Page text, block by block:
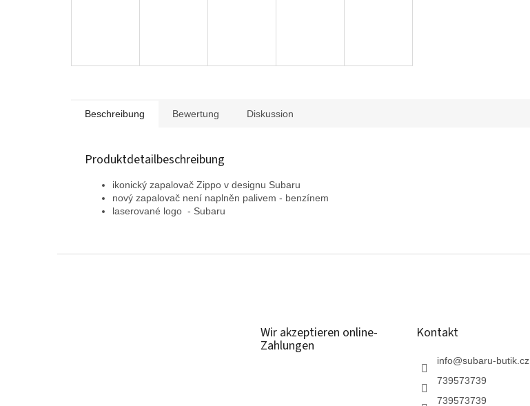
Beschreibung Bewertung Diskussion
Produktdetailbeschreibung
ikonický zapalovač Zippo v designu Subaru
nový zapalovač není naplněn palivem - benzínem
laserované logo - Subaru
Wir akzeptieren online-
Zahlungen
Kontakt
info@subaru-butik.cz
739573739
739573739